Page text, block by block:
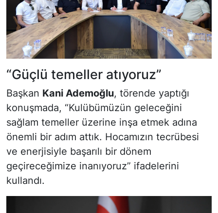
“Güçlü temeller atıyoruz”
Başkan Kani Ademoğlu, törende yaptığı
konuşmada, “Kulübümüzün geleceğini
sağlam temeller üzerine inşa etmek adına
önemli bir adım attık. Hocamızın tecrübesi
ve enerjisiyle başarılı bir dönem
geçireceğimize inanıyoruz” ifadelerini
kullandı.